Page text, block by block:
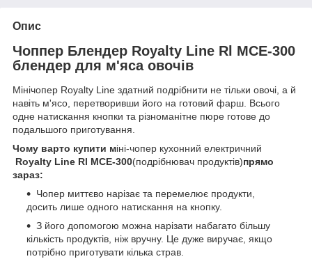
Опис
Чоппер Блендер Royalty Line Rl MCE-300
блендер для м'яса овочів
Мінічопер Royalty Line здатний подрібнити не тільки овочі, а й
навіть м'ясо, перетворивши його на готовий фарш. Всього
одне натискання кнопки та різноманітне пюре готове до
подальшого приготування.
Чому варто купити міні-чопер кухонний електричний
Royalty Line Rl MCE-300(подрібнювач продуктів)прямо
зараз:
Чопер миттєво нарізає та перемелює продукти,
досить лише одного натискання на кнопку.
З його допомогою можна нарізати набагато більшу
кількість продуктів, ніж вручну. Це дуже виручає, якщо
потрібно приготувати кілька страв.